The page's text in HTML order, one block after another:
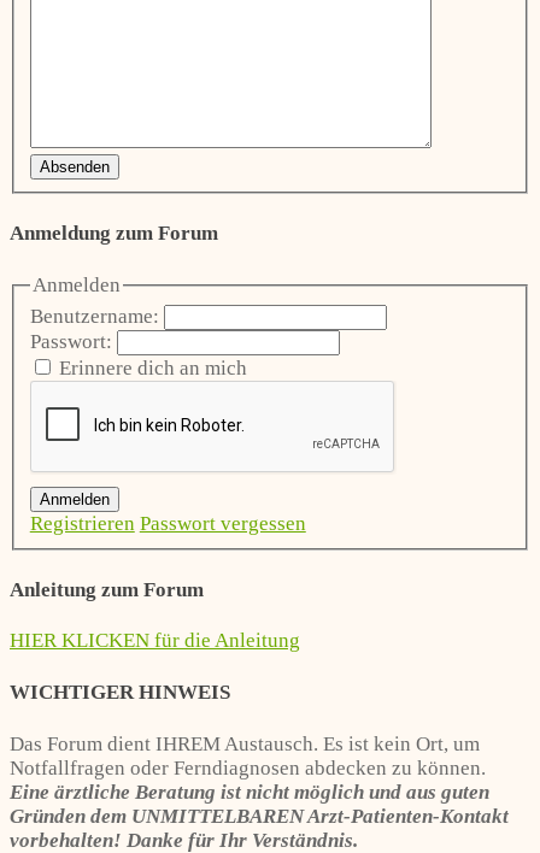
Absenden
Anmeldung zum Forum
Anmelden
Benutzername:
Passwort:
Erinnere dich an mich
Anmelden
Registrieren Passwort vergessen
Anleitung zum Forum
HIER KLICKEN für die Anleitung
WICHTIGER HINWEIS
Das Forum dient IHREM Austausch. Es ist kein Ort, um
Notfallfragen oder Ferndiagnosen abdecken zu können.
Eine ärztliche Beratung ist nicht möglich und aus guten
Gründen dem UNMITTELBAREN Arzt-Patienten-Kontakt
vorbehalten! Danke für Ihr Verständnis.